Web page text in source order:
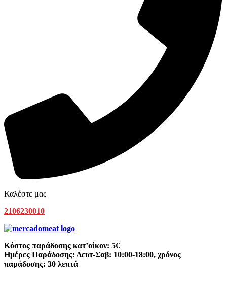
Καλέστε μας
2106230010
Κόστος παράδοσης κατ’οίκον: 5€
Ημέρες Παράδοσης: Δευτ-Σαβ: 10:00-18:00, χρόνος
παράδοσης: 30 λεπτά